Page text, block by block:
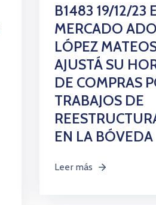
B1483 19/12/23
MERCADO
LÓPEZ
AJUSTÁ SU
DE COMPRAS
TRABAJOS DE
EN LA BÓVEDA
Leer más